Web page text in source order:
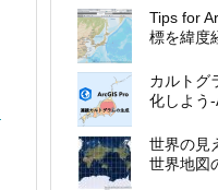
Tips for
標を緯度
カルトグ
化しよう
世界の見
世界地図